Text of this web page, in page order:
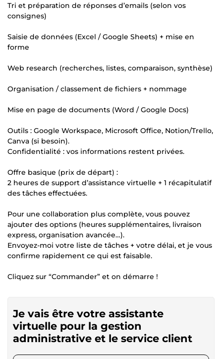
Tri et préparation de réponses d’emails (selon vos
consignes)
Saisie de données (Excel / Google Sheets) + mise en
forme
Web research (recherches, listes, comparaison, synthèse)
Organisation / classement de fichiers + nommage
Mise en page de documents (Word / Google Docs)
Outils : Google Workspace, Microsoft Office, Notion/Trello,
Canva (si besoin).
Confidentialité : vos informations restent privées.
Offre basique (prix de départ) :
2 heures de support d’assistance virtuelle + 1 récapitulatif
des tâches effectuées.
Pour une collaboration plus complète, vous pouvez
ajouter des options (heures supplémentaires, livraison
express, organisation avancée…).
Envoyez-moi votre liste de tâches + votre délai, et je vous
confirme rapidement ce qui est faisable.
Cliquez sur “Commander” et on démarre !
Je vais être votre assistante
virtuelle pour la gestion
administrative et le service client